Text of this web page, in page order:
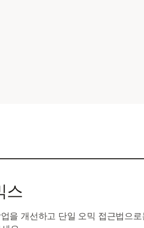
스
을 개선하고 단일 오믹 접근법으로